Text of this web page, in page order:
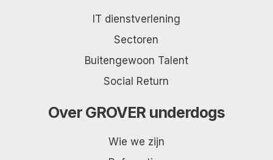
IT dienstverlening
Sectoren
Buitengewoon Talent
Social Return
Over GROVER underdogs
Wie we zijn